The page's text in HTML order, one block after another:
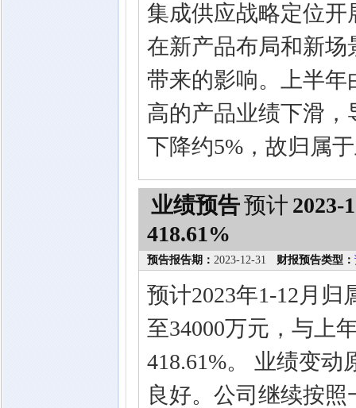
集成供应战略定位
在新产品布局和新
带来的影响。上半
高的产品业绩下滑，
下降约5%，故归属
业绩预告预计 2023-
418.61%
预告报告期： 2023-12-31 财报预告类型：
预计2023年1-12月
至34000万元，与上
418.61%。 业绩变
良好。公司继续按